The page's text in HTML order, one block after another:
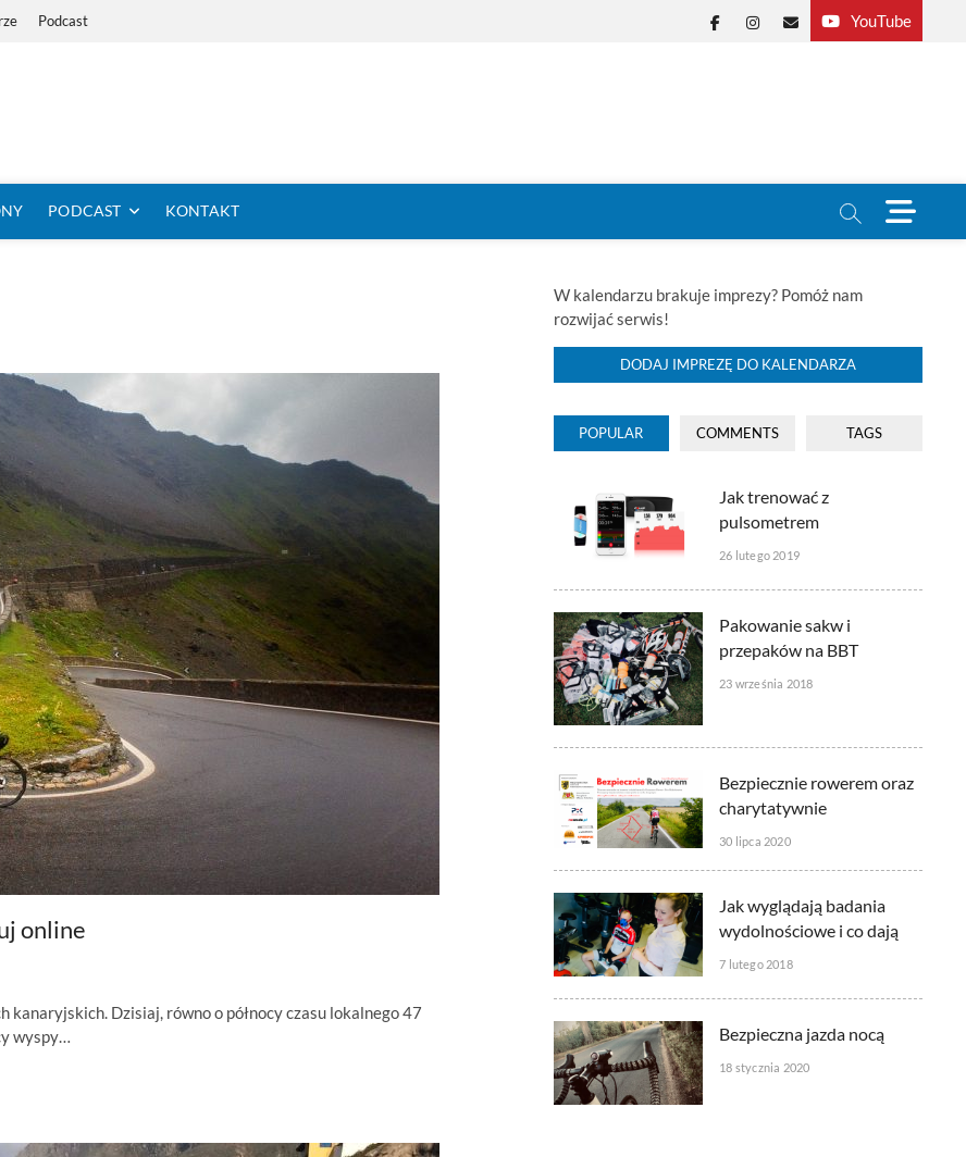
Podcast YouTube
Facebook
Instagram
E-
PODCAST KONTAKT
M
e
n
o
online
Dzisiaj, równo o północy czasu lokalnego 47
wyspy…
W kalendarzu brakuje imprezy? Pomóż nam
rozwijać serwis!
DODAJ IMPREZĘ DO KALENDARZA
POPULAR COMMENTS TAGS
Jak trenować z
pulsometrem
26 lutego 2019
Pakowanie sakw i
przepaków na BBT
23 września 2018
Bezpiecznie rowerem oraz
charytatywnie
30 lipca 2020
Jak wyglądają badania
wydolnościowe i co dają
7 lutego 2018
Bezpieczna jazda nocą
18 stycznia 2020